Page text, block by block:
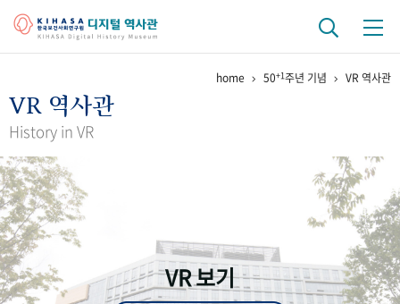
걸어온 길 기관 변천사
연구 역사
정책과 연구
간행물 변천사
기록물 아카이브
home 50+1주년 기념 VR 역사관
VR 역사관
History in VR
VR 보기